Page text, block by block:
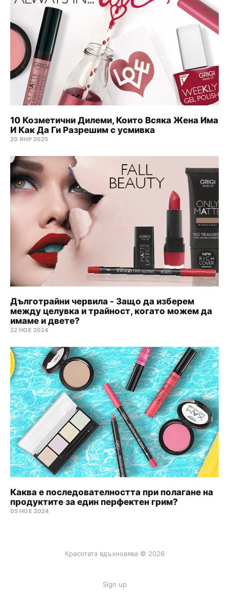
10 Козметични Дилеми, Които Всяка Жена Има
И Как Да Ги Разрешим с усмивка
20 ЯНР 2025
Дълготрайни червила - Защо да изберем
между целувка и трайност, когато можем да
имаме и двете?
22 НОЕ 2024
Каква е последователността при полагане на
продуктите за един перфектен грим?
05 НОЕ 2024
Красотата вдъхновява © 2026
Sign up